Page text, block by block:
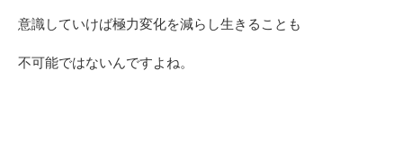
意識していけば極力変化を減らし生きることも
不可能ではないんですよね。